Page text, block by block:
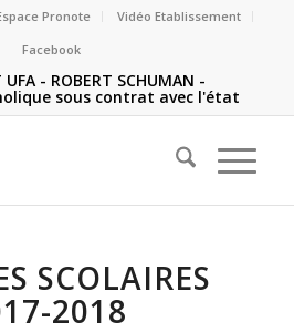
Pronote
Vidéo Etablissement
Facebook
UFA - ROBERT SCHUMAN -
sous contrat avec l'état
SCOLAIRES
2018